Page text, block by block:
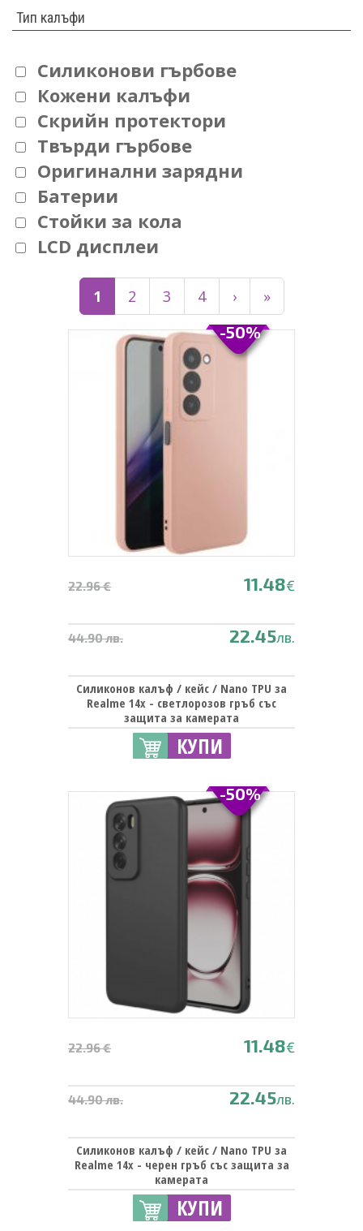
Тип калъфи
Силиконови гърбове
Кожени калъфи
Скрийн протектори
Твърди гърбове
Оригинални зарядни
Батерии
Стойки за кола
LCD дисплеи
1 2 3 4 › »
22.96 € 11.48€
44.90 лв. 22.45лв.
Силиконов калъф / кейс / Nano TPU за
Realme 14x - светлорозов гръб със
защита за камерата
КУПИ
-50%
22.96 € 11.48€
44.90 лв. 22.45лв.
Силиконов калъф / кейс / Nano TPU за
Realme 14x - черен гръб със защита за
камерата
КУПИ
-50%